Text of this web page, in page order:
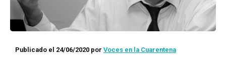
Publicado el 24/06/2020 por Voces en la Cuarentena